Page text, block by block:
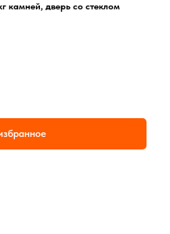
камней, дверь со стеклом